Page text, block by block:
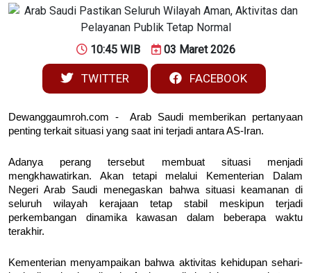
10:45 WIB 03 Maret 2026
TWITTER FACEBOOK
Dewanggaumroh.com - Arab Saudi memberikan pertanyaan
penting terkait situasi yang saat ini terjadi antara AS-Iran.
Adanya perang tersebut membuat situasi menjadi
mengkhawatirkan. Akan tetapi melalui Kementerian Dalam
Negeri Arab Saudi menegaskan bahwa situasi keamanan di
seluruh wilayah kerajaan tetap stabil meskipun terjadi
perkembangan dinamika kawasan dalam beberapa waktu
terakhir.
Kementerian menyampaikan bahwa aktivitas kehidupan sehari-